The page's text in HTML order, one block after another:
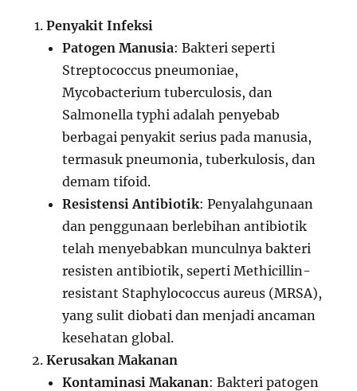
Penyakit Infeksi
Patogen Manusia: Bakteri seperti
Streptococcus pneumoniae,
Mycobacterium tuberculosis, dan
Salmonella typhi adalah penyebab
berbagai penyakit serius pada manusia,
termasuk pneumonia, tuberkulosis, dan
demam tifoid.
Resistensi Antibiotik: Penyalahgunaan
dan penggunaan berlebihan antibiotik
telah menyebabkan munculnya bakteri
resisten antibiotik, seperti Methicillin-
resistant Staphylococcus aureus (MRSA),
yang sulit diobati dan menjadi ancaman
kesehatan global.
Kerusakan Makanan
Kontaminasi Makanan: Bakteri patogen